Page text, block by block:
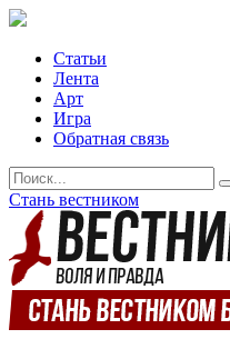
Статьи
Лента
Арт
Игра
Обратная связь
Стань вестником